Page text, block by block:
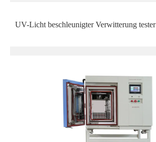
UV-Licht beschleunigter Verwitterung tester